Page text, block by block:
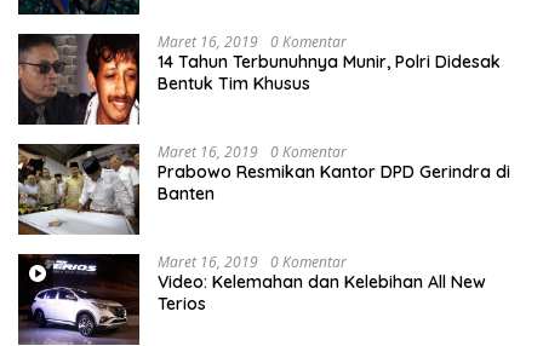
Maret 16, 2019 0 Komentar
14 Tahun Terbunuhnya Munir, Polri Didesak
Bentuk Tim Khusus
Maret 16, 2019 0 Komentar
Prabowo Resmikan Kantor DPD Gerindra di
Banten
Maret 16, 2019 0 Komentar
Video: Kelemahan dan Kelebihan All New
Terios